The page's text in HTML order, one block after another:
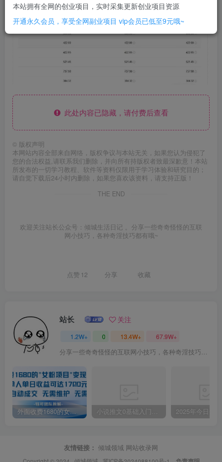
此处内容已隐藏，请付费后查看
© 版权声明
本网站内容全部来自网络，版权争议与本站无关，如果您认为侵犯了
您的合法权益,请联系我们删除，并向所有持版权者致最深歉意！本站
所发布的一切学习教程、软件等资料仅限用于学习体验和研究目的；
请自觉下载后24小时内删除，如果您喜欢该资料，请支持正版！
THE END
欢迎关注站长公众号：倾城生活日记 。分享一些奇奇怪怪的互联
网小技巧，各种奇淫技巧都有哦~
点赞 12 分享 收藏
站长 关注
1.2W+ 0 13.4W+ 67.9W+
外面收费1680的女粉项目变现，单人单日收益可达1.7k，全自动成交无需维护
友情链接： 倾城领域 网站收录网
本站拥有全网的创业项目，实时采集更新创业项目资源
开通永久会员，享受全网副业项目 vip会员已低至9元哦~